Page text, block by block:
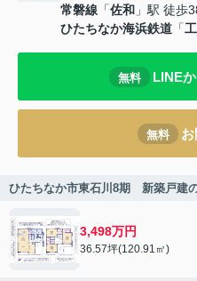
常磐線 「佐和 」駅 徒歩
ひたちなか海浜鉄道 「
無料 LINE
無料
ひたちなか市東石川8期 新築戸建
3,498万円
36.57坪(120.91㎡)